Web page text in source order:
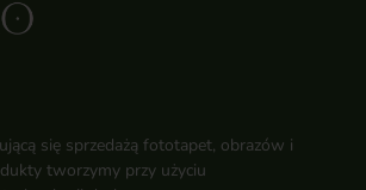
się sprzedażą fototapet, obrazów i
tworzymy przy użyciu